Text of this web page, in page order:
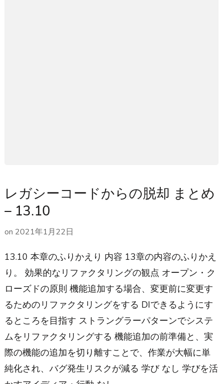
レガシーコードからの脱却 まとめ
– 13.10
on 2021年1月22日
13.10 本章のふりかえり 内容 13章の内容のふりかえ
り。 効果的なリファクタリングの観点 オープン・ク
ローズドの原則 機能追加する場合、変更前に変更す
るためのリファクタリングをする DIできるようにす
るところを目指す ストラングラーパターンでシステ
ムをリファクタリングする 機能追加の前準備と、実
際の機能の追加を切り離すことで、作業が大幅に単
純化され、バグ発生リスクが減る 学び なし 学びを活